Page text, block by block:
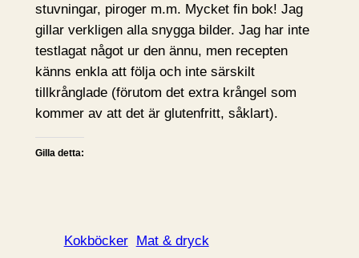
stuvningar, piroger m.m. Mycket fin bok! Jag
gillar verkligen alla snygga bilder. Jag har inte
testlagat något ur den ännu, men recepten
känns enkla att följa och inte särskilt
tillkrånglade (förutom det extra krångel som
kommer av att det är glutenfritt, såklart).
Gilla detta:
Kokböcker Mat & dryck